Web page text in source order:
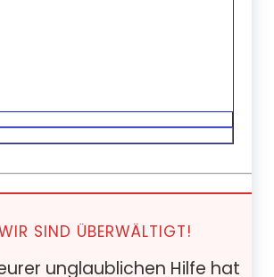
SIND ÜBERWÄLTIGT!
unglaublichen Hilfe hat